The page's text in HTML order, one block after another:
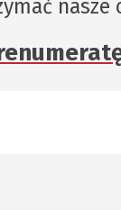
nasze